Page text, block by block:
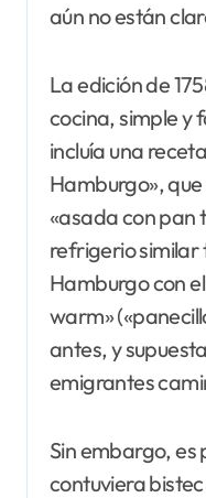
aún no están
La edición de
cocina, simple y
incluía una
Hamburgo»,
«asada con pan
refrigerio similar
Hamburgo con
warm»
antes, y
emigrantes
Sin embargo, es
contuviera